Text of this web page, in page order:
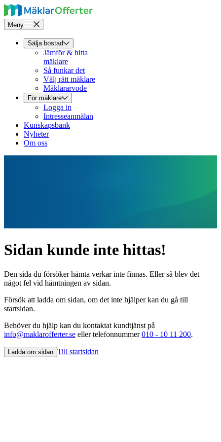
Meny
Sälja bostad
Jämför & hitta
mäklare
Så funkar det
Välj rätt mäklare
Mäklararvode
För mäklare
Logga in
Intresseanmälan
Kunskapsbank
Nyheter
Om oss
Sidan kunde inte hittas!
Den sida du försöker hämta verkar inte finnas. Eller så blev det
något fel vid hämtningen av sidan.
Försök att ladda om sidan, om det inte hjälper kan du gå till
startsidan.
Behöver du hjälp kan du kontaktat kundtjänst på
info@maklarofferter.se eller telefonnummer010 - 10 11 200.
Ladda om sidan Till startsidan